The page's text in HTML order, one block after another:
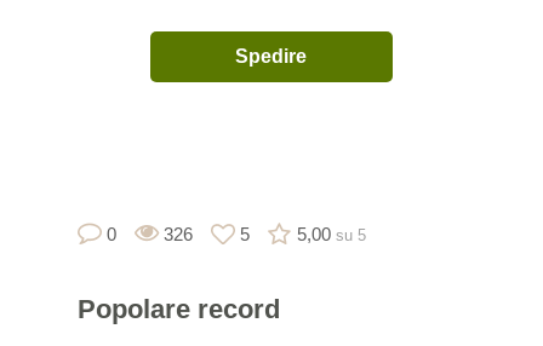
0 326 5 5,00 su 5
Popolarerecord